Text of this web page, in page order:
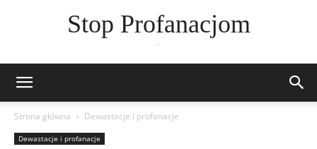
Stop Profanacjom
Strona główna Dewastacje i profanacje
Dewastacje i profanacje